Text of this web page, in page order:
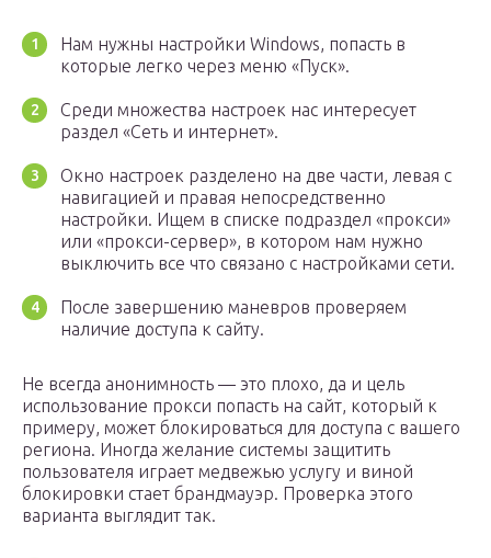
Нам нужны настройки Windows, попасть в
которые легко через меню «Пуск».
Среди множества настроек нас интересует
раздел «Сеть и интернет».
Окно настроек разделено на две части, левая с
навигацией и правая непосредственно
настройки. Ищем в списке подраздел «прокси»
или «прокси-сервер», в котором нам нужно
выключить все что связано с настройками сети.
После завершению маневров проверяем
наличие доступа к сайту.
Не всегда анонимность — это плохо, да и цель
использование прокси попасть на сайт, который к
примеру, может блокироваться для доступа с вашего
региона. Иногда желание системы защитить
пользователя играет медвежью услугу и виной
блокировки стает брандмауэр. Проверка этого
варианта выглядит так.